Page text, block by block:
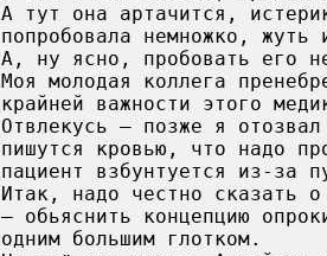
А тут она артачится,
попробовала немножко, жуть
А, ну ясно, пробовать его
Моя молодая коллега
крайней важности этого
Отвлекусь — позже я
пишутся кровью, что надо
пациент взбунтуется из-за
Итак, надо честно сказать
— обьяснить концепцию
одним большим глотком.